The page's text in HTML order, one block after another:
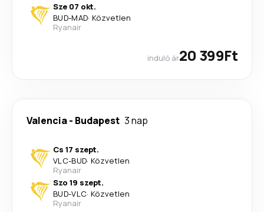
Sze 07 okt.
BUD-MAD· Közvetlen
Ryanair
induló ár20 399Ft
Valencia- Budapest 3 nap
Cs 17 szept.
VLC-BUD· Közvetlen
Ryanair
Szo 19 szept.
BUD-VLC· Közvetlen
Ryanair